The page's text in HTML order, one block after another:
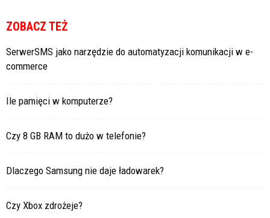
ZOBACZ TEŻ
SerwerSMS jako narzędzie do automatyzacji komunikacji w e-
commerce
Ile pamięci w komputerze?
Czy 8 GB RAM to dużo w telefonie?
Dlaczego Samsung nie daje ładowarek?
Czy Xbox zdrożeje?